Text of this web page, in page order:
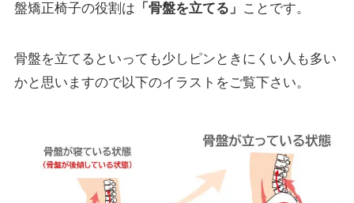
盤矯正椅子の役割は 「骨盤を立てる」 ことです。
骨盤を立てるといっても少しピンときにくい人も多い
かと思いますので以下のイラストをご覧下さい。